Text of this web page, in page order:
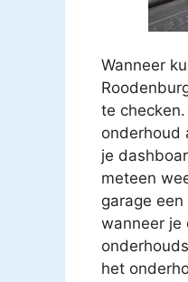
Wanneer
te
onderhoud
je
meteen
garage
wanneer je
het